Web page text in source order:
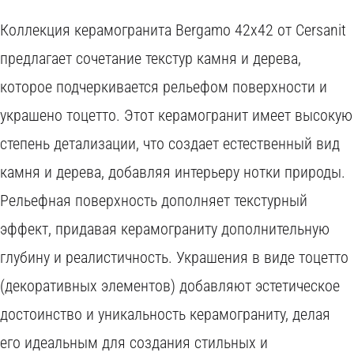
Коллекция керамогранита Bergamo 42x42 от Cersanit
предлагает сочетание текстур камня и дерева,
которое подчеркивается рельефом поверхности и
украшено тоцетто. Этот керамогранит имеет высокую
степень детализации, что создает естественный вид
камня и дерева, добавляя интерьеру нотки природы.
Рельефная поверхность дополняет текстурный
эффект, придавая керамограниту дополнительную
глубину и реалистичность. Украшения в виде тоцетто
(декоративных элементов) добавляют эстетическое
достоинство и уникальность керамограниту, делая
его идеальным для создания стильных и